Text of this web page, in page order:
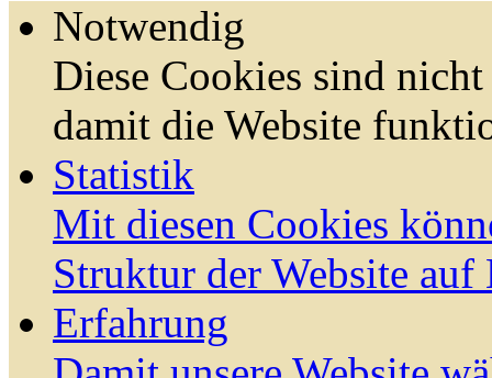
Notwendig
Diese Cookies sind
damit die Website
Statistik
Mit diesen Cookies
Struktur der Website auf
Erfahrung